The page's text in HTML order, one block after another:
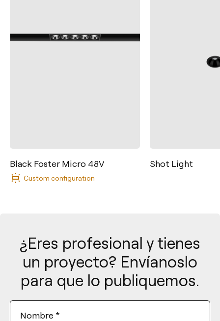
Shot Light Yoru
¿Eres profesional y tienes
un proyecto? Envíanoslo
para que lo publiquemos.
Nombre *